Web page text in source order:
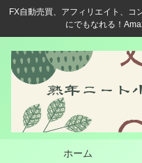
FX自動売買、アフィリエイト、
にでもなれる！
ホーム